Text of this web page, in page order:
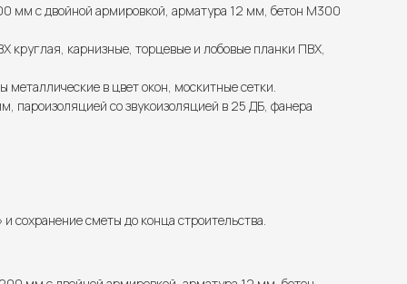
мм с двойной армировкой, арматура 12 мм, бетон М300
карнизные, торцевые и лобовые планки ПВХ,
в цвет окон, москитные сетки.
со звукоизоляцией в 25 ДБ, фанера
сметы до конца строительства.